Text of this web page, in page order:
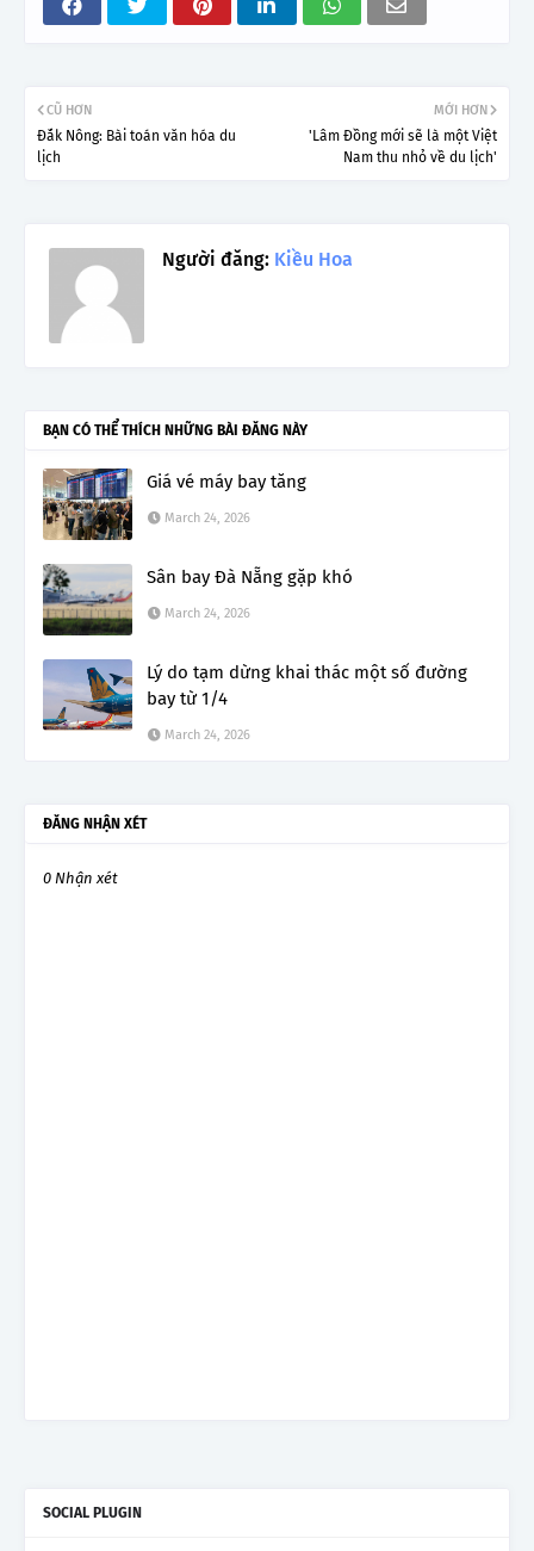
MỚI HƠN
'Lâm Đồng mới sẽ là một Việt
Nam thu nhỏ về du lịch'
CŨ HƠN
Đắk Nông: Bài toán văn hóa du
lịch
Người đăng: Kiều Hoa
BẠN CÓ THỂ THÍCH NHỮNG BÀI ĐĂNG NÀY
Giá vé máy bay tăng
March 24, 2026
Sân bay Đà Nẵng gặp khó
March 24, 2026
Lý do tạm dừng khai thác một số đường
bay từ 1/4
March 24, 2026
ĐĂNG NHẬN XÉT
0 Nhận xét
SOCIAL PLUGIN